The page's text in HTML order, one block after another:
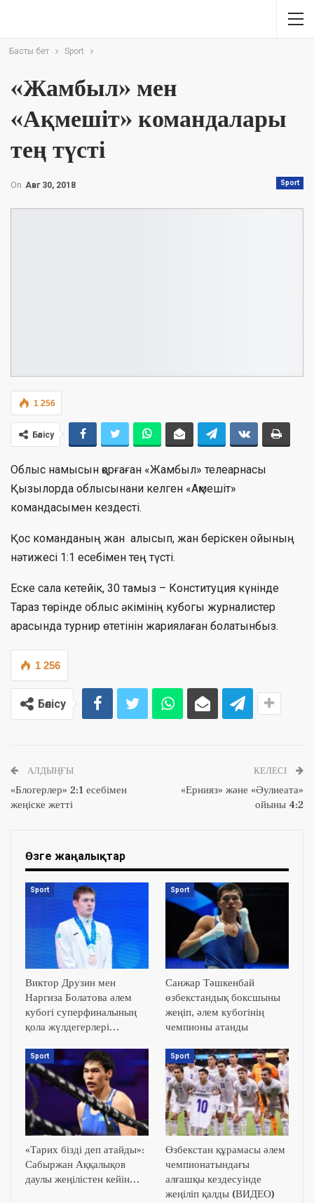
Басты бет Sport
«Жамбыл» мен
«Ақмешіт» командалары
тең түсті
Sport
On Авг 30, 2018
1 256
Бөлісу
Облыс намысын қорғаған «Жамбыл» телеарнасы
Қызылорда облысынани келген «Ақмешіт»
командасымен кездесті.
Қос команданың жан алысып, жан беріскен ойының
нәтижесі 1:1 есебімен тең түсті.
Еске сала кетейік, 30 тамыз – Конституция күнінде
Тараз төрінде облыс әкімінің кубогы журналистер
арасында турнир өтетінін жариялаған болатынбыз.
1 256
Бөлісу
АЛДЫҢҒЫ
«Блогерлер» 2:1 есебімен
жеңіске жетті
КЕЛЕСІ
«Ернияз» және «Әулиеата»
ойыны 4:2
Өзге жаңалықтар
Sport
Виктор Друзин мен
Наргиза Болатова әлем
кубогі суперфиналының
қола жүлдегерлері…
Sport
Санжар Тәшкенбай
өзбекстандық боксшыны
жеңіп, әлем кубогінің
чемпионы атанды
Sport
«Тарих бізді деп атайды»:
Сабыржан Аққалықов
даулы жеңілістен кейін…
Sport
Өзбекстан құрамасы әлем
чемпионатындағы
алғашқы кездесуінде
жеңіліп қалды (ВИДЕО)